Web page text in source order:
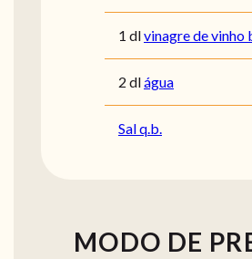
1 dlvinagre de vinho
2 dlágua
Sal q.b.
MODO DE